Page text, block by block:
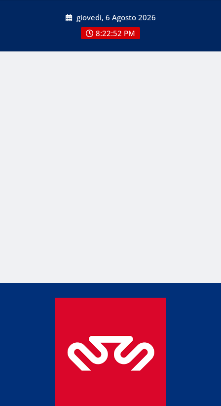
giovedì, 6 Agosto 2026
8:22:52 PM